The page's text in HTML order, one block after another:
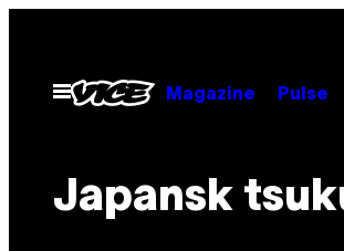
indhold
Åbn
Menu
Magazine Pulse
Japansk